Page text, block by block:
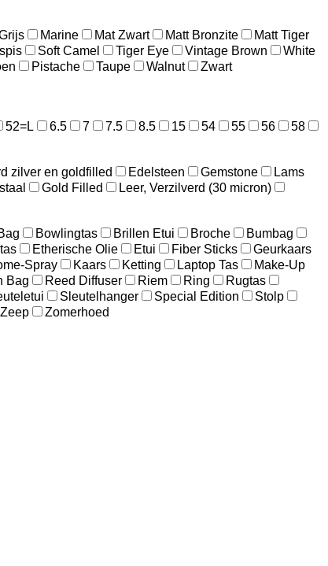
Marine Mat Zwart Matt Bronzite
Matt Tiger
Soft Camel Tiger Eye Vintage Brown
White
Pistache Taupe Walnut
Zwart
52=L 6.5 7 7.5 8.5 15 54 55 56
58
zilver en goldfilled Edelsteen Gemstone
Lams
Gold Filled
Leer, Verzilverd (30 micron)
Bowlingtas Brillen Etui Broche
Bumbag
Etherische Olie Etui Fiber Sticks
Geurkaars
Spray Kaars Ketting Laptop Tas
Make-Up
Bag Reed Diffuser Riem Ring
Rugtas
Sleutelhanger Special Edition
Stolp
Zeep
Zomerhoed